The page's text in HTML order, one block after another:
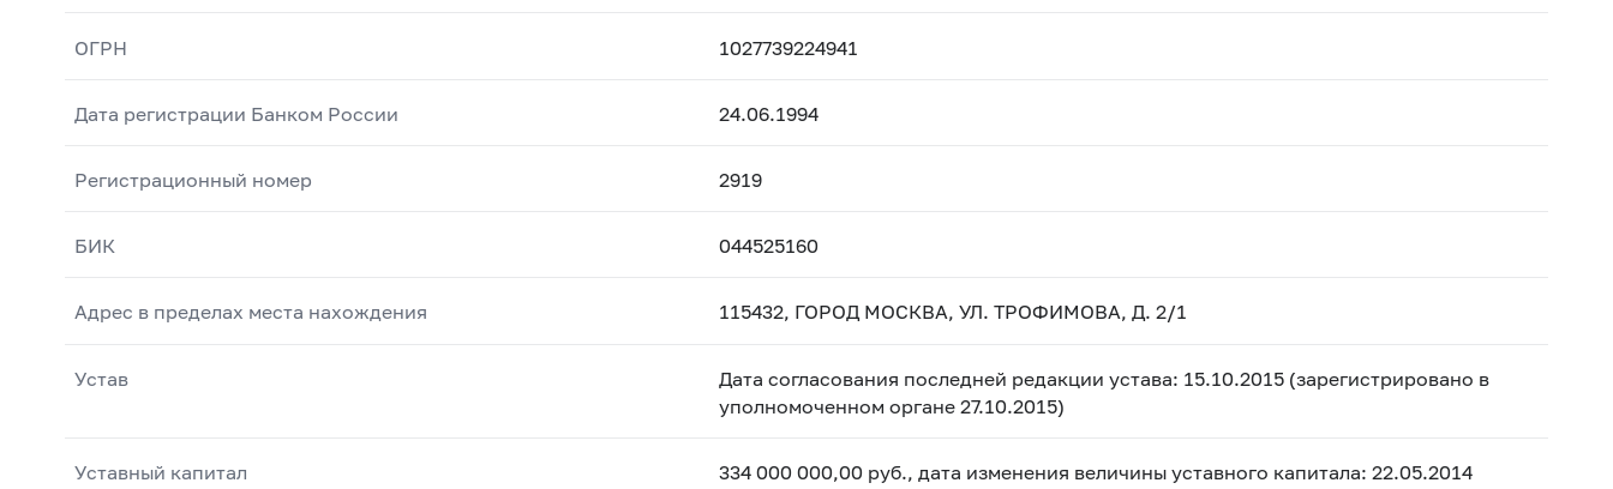
ОГРН 1027739224941
Дата регистрации Банком России 24.06.1994
Регистрационный номер 2919
БИК 044525160
Адрес в пределах места нахождения 115432, ГОРОД МОСКВА, УЛ. ТРОФИМОВА, Д. 2/1
Устав
Дата согласования последней редакции устава: 15.10.2015 (зарегистрировано в
уполномоченном органе 27.10.2015)
Уставный капитал 334 000 000,00 руб., дата изменения величины уставного капитала: 22.05.2014